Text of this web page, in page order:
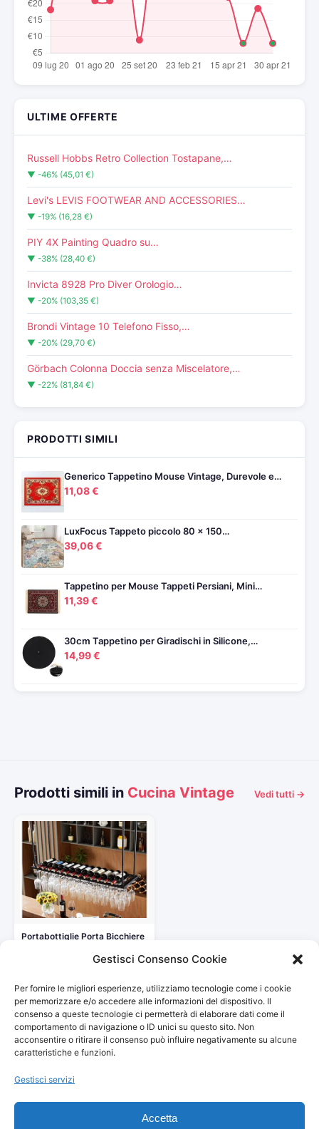
Gestisci Consenso Cookie
Per fornire le migliori esperienze, utilizziamo tecnologie come i cookie
per memorizzare e/o accedere alle informazioni del dispositivo. Il
consenso a queste tecnologie ci permetterà di elaborare dati come il
comportamento di navigazione o ID unici su questo sito. Non
acconsentire o ritirare il consenso può influire negativamente su alcune
caratteristiche e funzioni.
Gestisci servizi
Accetta
ULTIME OFFERTE
Russell Hobbs Retro Collection Tostapane,…
▼ -46% (45,01 €)
Levi's LEVIS FOOTWEAR AND ACCESSORIES…
▼ -19% (16,28 €)
PIY 4X Painting Quadro su…
▼ -38% (28,40 €)
Invicta 8928 Pro Diver Orologio…
▼ -20% (103,35 €)
Brondi Vintage 10 Telefono Fisso,…
▼ -20% (29,70 €)
Görbach Colonna Doccia senza Miscelatore,…
▼ -22% (81,84 €)
PRODOTTI SIMILI
Generico Tappetino Mouse Vintage, Durevole e…
11,08 €
LuxFocus Tappeto piccolo 80 x 150…
39,06 €
Tappetino per Mouse Tappeti Persiani, Mini…
11,39 €
30cm Tappetino per Giradischi in Silicone,…
14,99 €
Prodotti simili in Cucina Vintage Vedi tutti →
Portabottiglie Porta Bicchiere
Vedi storico
© 2026Arredamento Vintage, Retrò
Partecipante al Programma di Affiliazione Amazon EU, un programma